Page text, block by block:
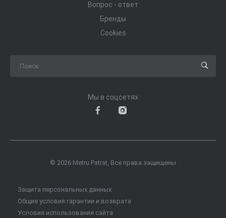
Вопрос - ответ
Бренды
Cookies
Мы в соцсетях
© 2026 Metru Patrat, Все права защищены
Защита персональных данных
Общие условия гарантии и возврата
Условия использования сайта